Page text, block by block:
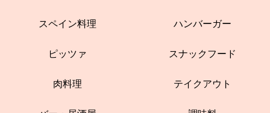
スペイン料理 ハンバーガー
ピッツァ スナックフード
肉料理 テイクアウト